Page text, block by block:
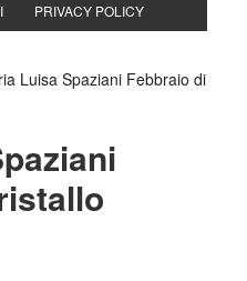
PRIVACY POLICY
Luisa Spaziani Febbraio di